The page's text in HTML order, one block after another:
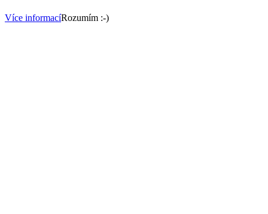
Více informacíRozumím :-)